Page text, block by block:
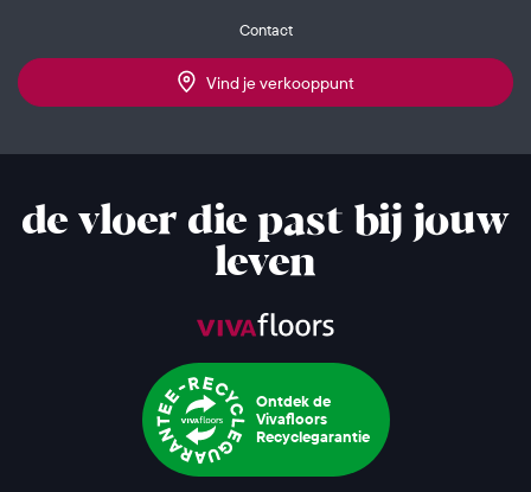
Contact
Vind je verkooppunt
de vloer die past bij jouw
leven
Ontdek de
Vivafloors
Recyclegarantie